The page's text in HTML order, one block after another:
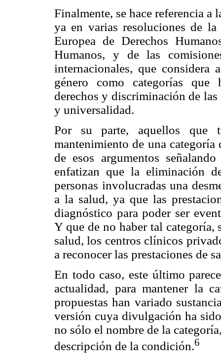
Finalmente, se hace referencia a
ya en varias resoluciones de
Europea de Derechos
Humanos, y de las
internacionales, que
género como categorías que
derechos y discriminación de
y universalidad.
Por su parte, aquellos que
mantenimiento de una
de esos argumentos
enfatizan que la eliminación
personas involucradas una
a la salud, ya que las
diagnóstico para poder ser
Y que de no haber tal categoría,
salud, los centros clínicos
a reconocer las prestaciones de
En todo caso, este último
actualidad, para mantener la
propuestas han variado
versión cuya divulgación ha
no sólo el nombre de la
descripción de la condición.6